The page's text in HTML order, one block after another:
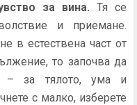
за вина. Тя се
и приемане.
в естествена част от
то започва да
– за тялото, ума и
с малко, изберете